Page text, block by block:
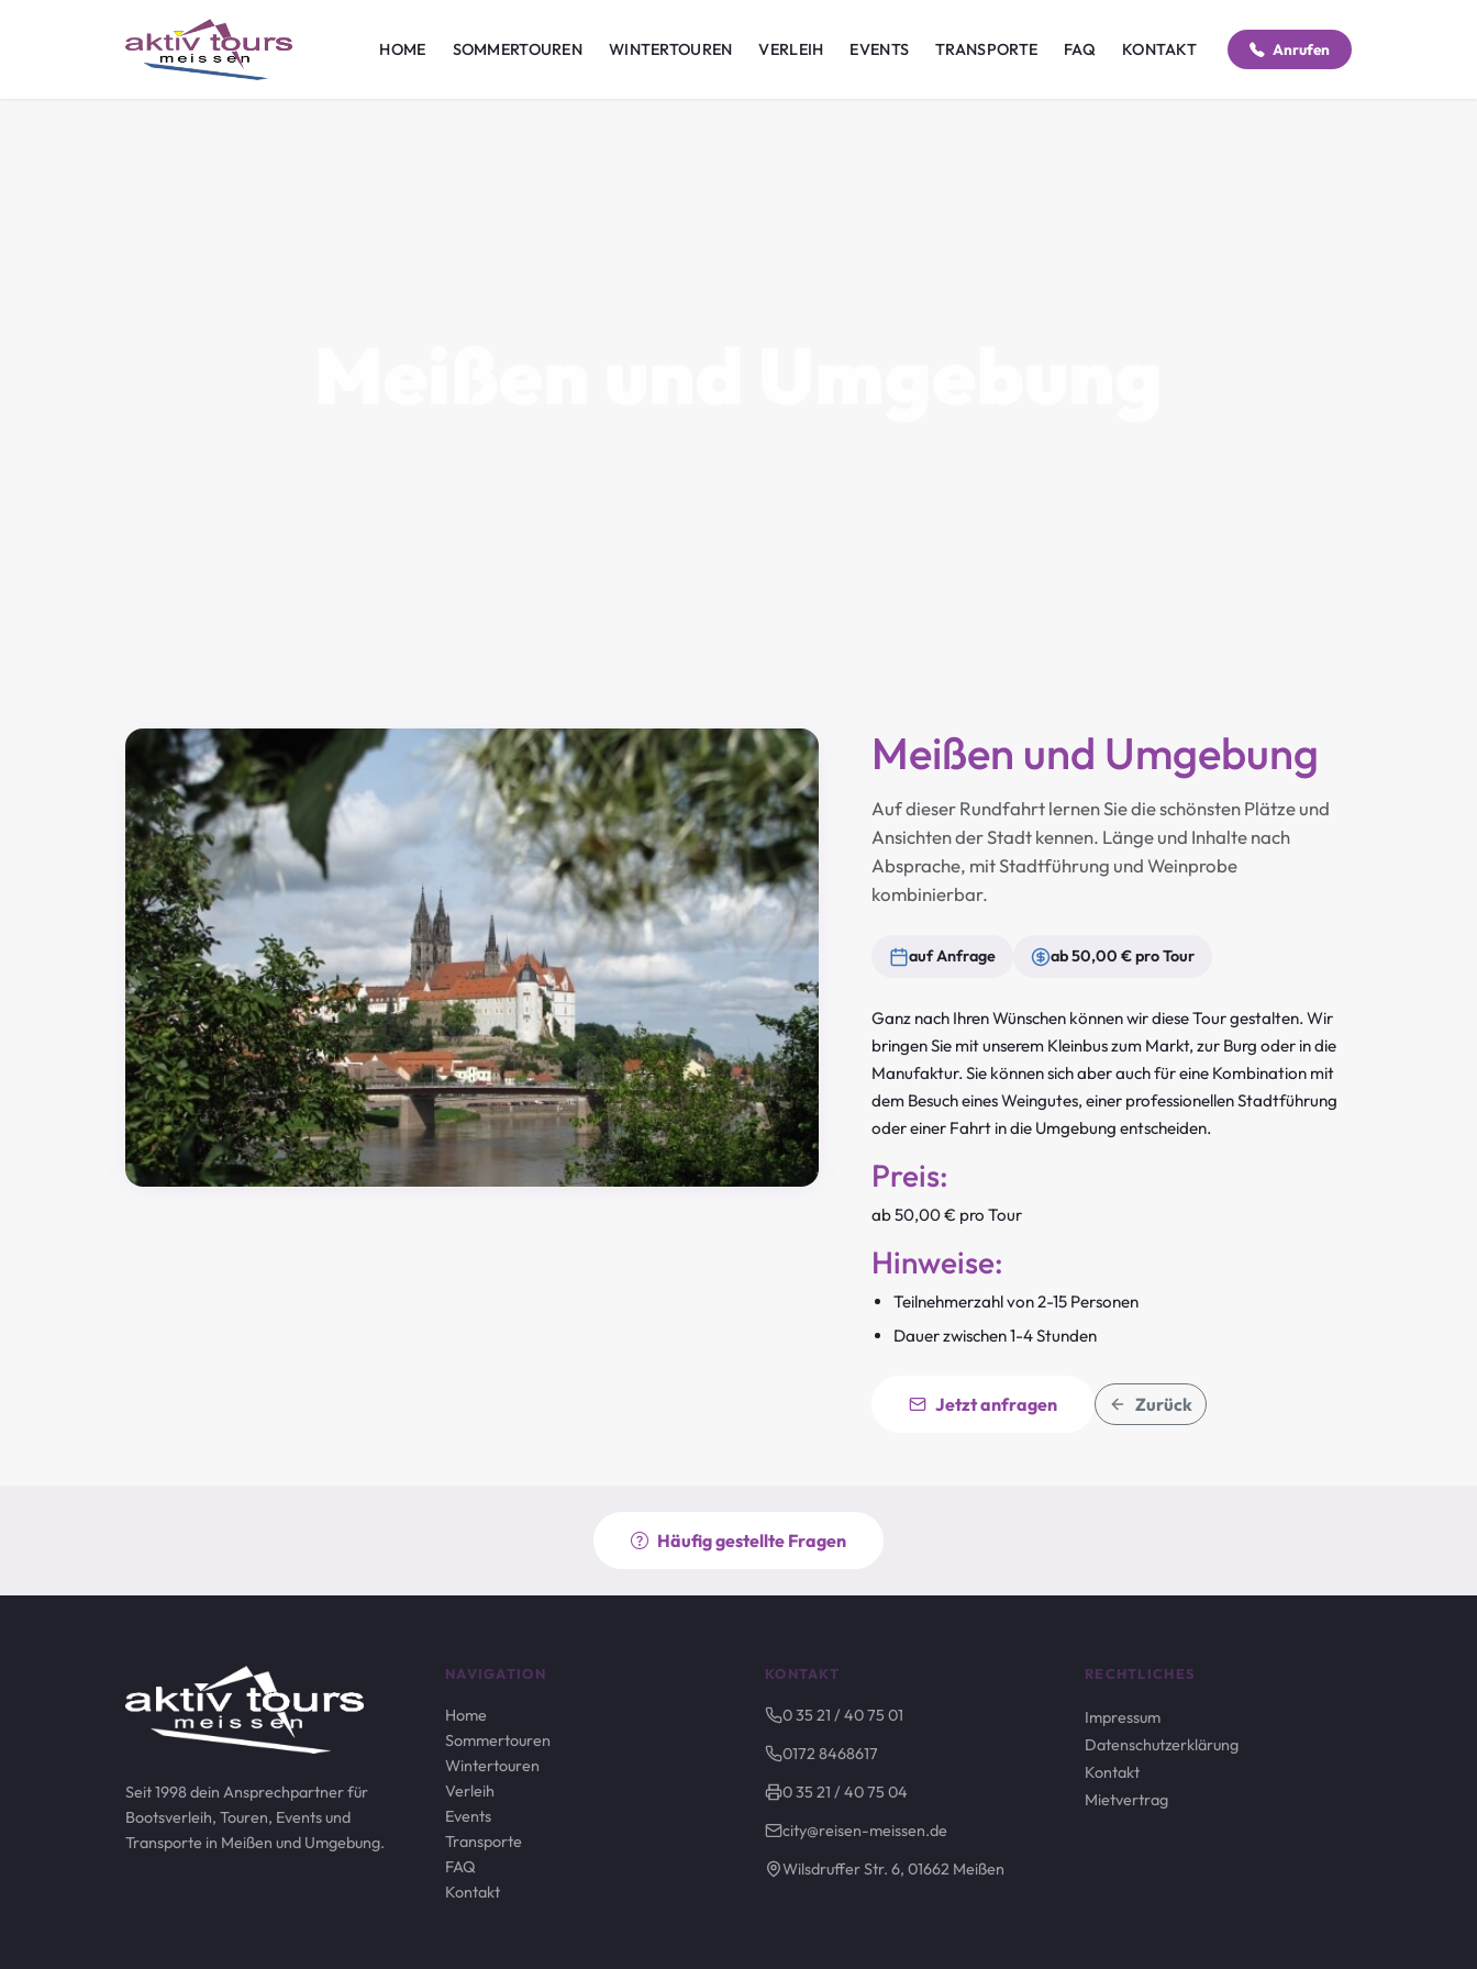
HOME SOMMERTOUREN WINTERTOUREN VERLEIH EVENTS TRANSPORTE FAQ KONTAKT Anrufen
Meißen und Umgebung
Auf dieser Rundfahrt lernen Sie die schönsten Plätze und
Ansichten der Stadt kennen. Länge und Inhalte nach
Absprache, mit Stadtführung und Weinprobe
kombinierbar.
auf Anfrage ab 50,00 € pro Tour
Ganz nach Ihren Wünschen können wir diese Tour gestalten. Wir
bringen Sie mit unserem Kleinbus zum Markt, zur Burg oder in die
Manufaktur. Sie können sich aber auch für eine Kombination mit
dem Besuch eines Weingutes, einer professionellen Stadtführung
oder einer Fahrt in die Umgebung entscheiden.
Preis:
ab 50,00 € pro Tour
Hinweise:
Teilnehmerzahl von 2-15 Personen
Dauer zwischen 1-4 Stunden
Jetzt anfragen Zurück
Häufig gestellte Fragen
Seit 1998 dein Ansprechpartner für
Bootsverleih, Touren, Events und
Transporte in Meißen und Umgebung.
NAVIGATION
Home
Sommertouren
Wintertouren
Verleih
Events
Transporte
FAQ
Kontakt
KONTAKT
0 35 21 / 40 75 01
0172 8468617
0 35 21 / 40 75 04
city@reisen-meissen.de
Wilsdruffer Str. 6, 01662 Meißen
RECHTLICHES
Impressum
Datenschutzerklärung
Kontakt
Mietvertrag